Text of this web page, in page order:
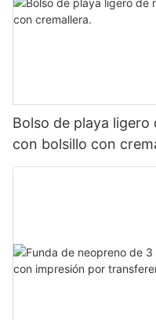
Bolso de playa
con bolsillo con